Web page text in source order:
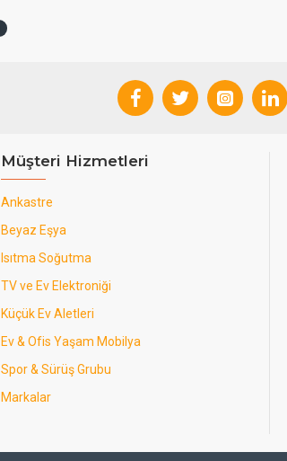
Müşteri Hizmetleri
Ankastre
Beyaz Eşya
Isıtma Soğutma
TV ve Ev Elektroniği
Küçük Ev Aletleri
Ev & Ofis Yaşam Mobilya
Spor & Sürüş Grubu
Markalar